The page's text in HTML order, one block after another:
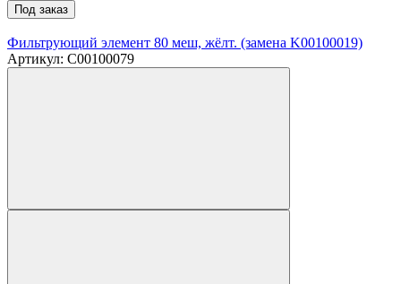
Под заказ
Фильтрующий элемент 80 меш, жёлт. (замена K00100019)
Артикул: C00100079